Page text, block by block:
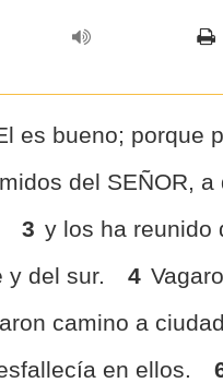
es bueno; porque
del SEÑOR, a
3 y los ha reunido
y del sur.
4
camino a
en ellos.